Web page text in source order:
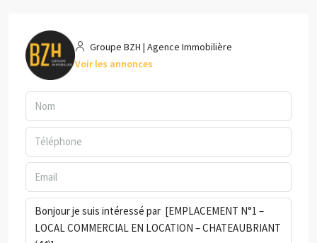
Groupe BZH | Agence Immobilière
Voir les annonces